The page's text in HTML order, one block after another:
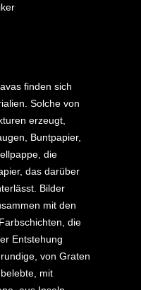
finden sich
Solche von
erzeugt,
Buntpapier,
die
das darüber
Bilder
mit den
die
Entstehung
von Graten
mit